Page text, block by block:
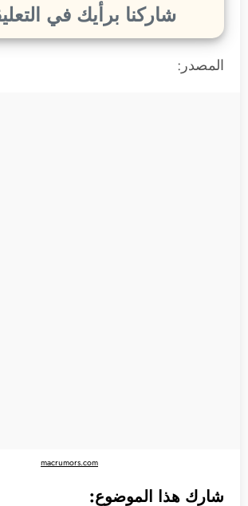
شاركنا برأيك في
المصدر:
macrumors.com
شارك هذا الموضوع: